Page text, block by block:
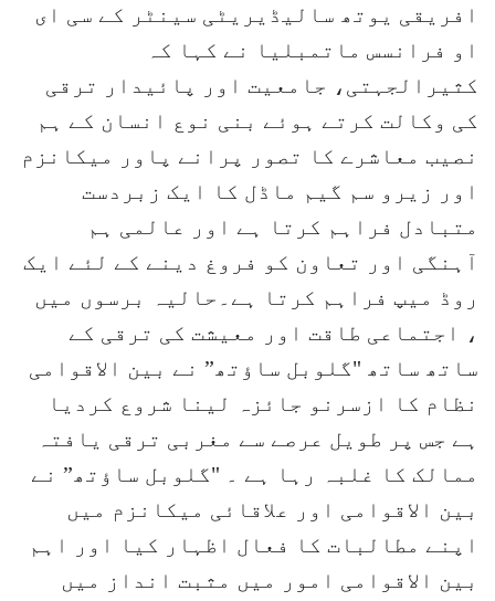
افریقی یوتھ سالیڈیریٹی سینٹر کے سی ای
او فرانسس ماتمبلیا نے کہا کہ
کثیرالجہتی، جامعیت اور پائیدار ترقی
کی وکالت کرتے ہوئے بنی نوع انسان کے ہم
نصیب معاشرے کا تصور پرانے پاور میکانزم
اور زیرو سم گیم ماڈل کا ایک زبردست
متبادل فراہم کرتا ہے اور عالمی ہم
آہنگی اور تعاون کو فروغ دینے کے لئے ایک
روڈ میپ فراہم کرتا ہے۔حالیہ برسوں میں
، اجتماعی طاقت اور معیشت کی ترقی کے
ساتھ ساتھ "گلوبل ساؤتھ” نے بین الاقوامی
نظام کا ازسرنو جائزہ لینا شروع کردیا
ہے جس پر طویل عرصے سے مغربی ترقی یافتہ
ممالک کا غلبہ رہا ہے ۔ "گلوبل ساؤتھ” نے
بین الاقوامی اور علاقائی میکانزم میں
اپنے مطالبات کا فعال اظہار کیا اور اہم
بین الاقوامی امور میں مثبت انداز میں